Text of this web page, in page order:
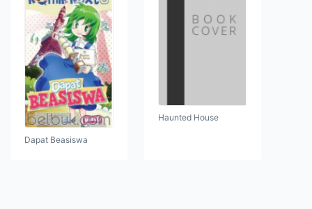
Dapat Beasiswa
Haunted House